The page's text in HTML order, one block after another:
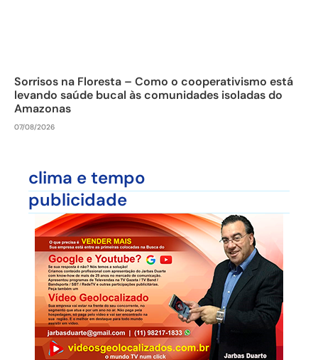
Sorrisos na Floresta – Como o cooperativismo está
levando saúde bucal às comunidades isoladas do
Amazonas
07/08/2026
clima e tempo
publicidade